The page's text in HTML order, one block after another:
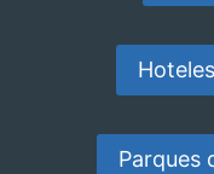
Parques